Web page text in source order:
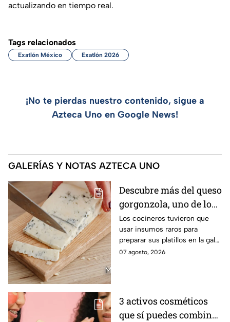
actualizando en tiempo real.
Tags relacionados
Exatlón México Exatlón 2026
¡No te pierdas nuestro contenido, sigue a
Azteca Uno en Google News!
GALERÍAS Y NOTAS AZTECA UNO
Descubre más del queso
gorgonzola, uno de los
ingredientes exóticos
de la gala de salvación
de MasterChef 24/7
Los cocineros tuvieron que
usar insumos raros para
preparar sus platillos en la gala
de esta noche
07 agosto, 2026
3 activos cosméticos
que sí puedes combinar